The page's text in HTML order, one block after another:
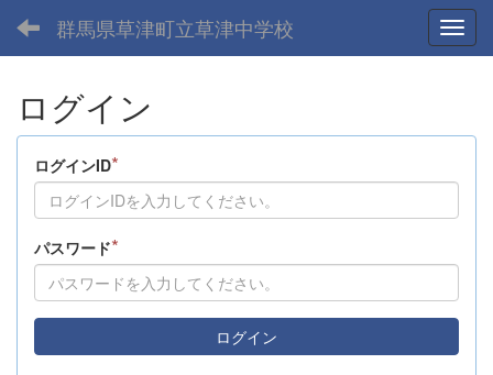
群馬県草津町立草津中学校
ログイン
ログインID*
パスワード*
ログイン